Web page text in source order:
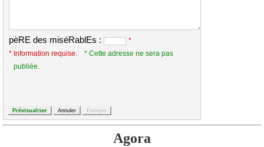
pèRE des miséRablEs :
*
* Information requise.
* Cette adresse ne sera pas
publiée.
Agora